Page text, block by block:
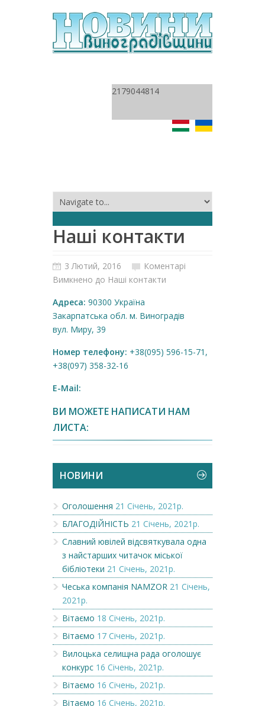
2179044814
Наші контакти
3 Лютий, 2016
Коментарі
Вимкнено до Наші контакти
Адреса: 90300 Україна
Закарпатська обл. м. Виноградів
вул. Миру, 39
Номер телефону: +38(095) 596-15-71,
+38(097) 358-32-16
E-Mail:
ВИ МОЖЕТЕ НАПИСАТИ НАМ
ЛИСТА:
НОВИНИ
Оголошення 21 Січень, 2021р.
БЛАГОДІЙНІСТЬ 21 Січень, 2021р.
Славний ювілей відсвяткувала одна
з найстарших читачок міської
бібліотеки 21 Січень, 2021р.
Чеська компанія NAMZOR 21 Січень,
2021р.
Вітаємо 18 Січень, 2021р.
Вітаємо 17 Січень, 2021р.
Вилоцька селищна рада оголошує
конкурс 16 Січень, 2021р.
Вітаємо 16 Січень, 2021р.
Вітаємо 16 Січень, 2021р.